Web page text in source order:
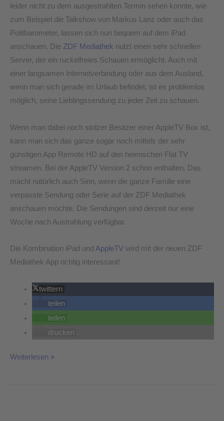
leider nicht zu dem ausgestrahlten Termin sehen konnte, wie
zum Beispiel die Talkshow von Markus Lanz oder auch das
Politbarometer, lassen sich nun bequem auf dem iPad
anschauen. Die ZDF Mediathek nutzt einen sehr schnellen
Server, der ein ruckelfreies Schauen ermöglicht. Auch mit
einer langsamen Internetverbindung oder aus dem Ausland,
wenn man sich gerade im Urlaub befindet, ist es problemlos
möglich, seine Lieblingssendung zu jeder Zeit zu schauen.
Wenn man dabei noch stolzer Besitzer einer AppleTV Box ist,
kann man sich das ganze sogar noch mittels der sehr
günstigen App Remote HD auf den heimischen Flat TV
streamen. Bei der AppleTV Version 2 schon enthalten. Das
macht natürlich auch Sinn, wenn die ganze Familie eine
verpasste Sendung oder Serie auf der ZDF Mediathek
anschauen möchte. Die Sendungen sind derzeit nur eine
Woche nach Austrahlung verfügbar.
Die Kombination iPad und AppleTV wird mit der neuen ZDF
Mediathek App richtig interessant!
twittern
teilen
teilen
drucken
Weiterlesen »